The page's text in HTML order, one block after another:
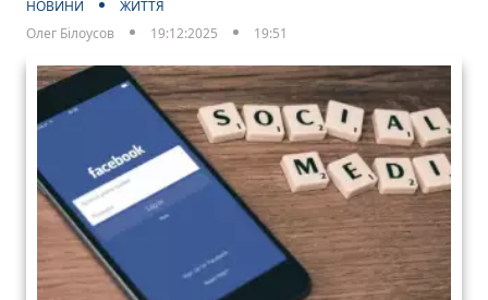
НОВИНИ
ЖИТТЯ
Олег Білоусов
19:12:2025 19:51